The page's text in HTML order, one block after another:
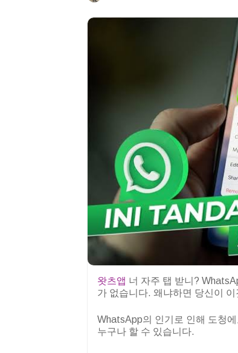
왓츠앱 너 자주 탭 받니?
가 없습니다. 왜냐하면 당신이
WhatsApp의 인기로 인해 도청
누구나 할 수 있습니다.